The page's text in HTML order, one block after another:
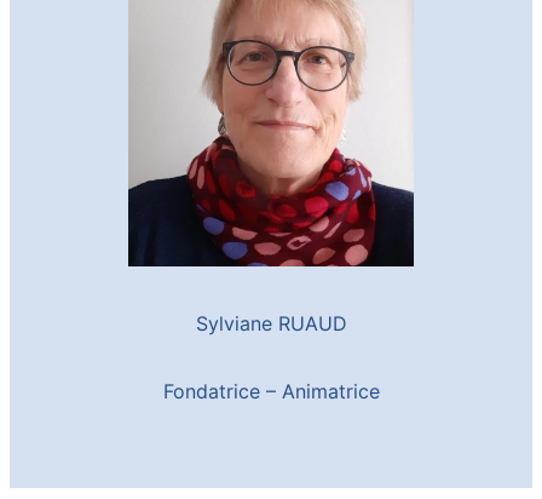
Sylviane RUAUD
Fondatrice – Animatrice